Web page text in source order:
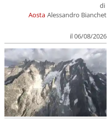
Aosta
di
Alessandro Bianchet
il 06/08/2026